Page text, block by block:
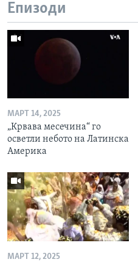
Епизоди
МАРТ 14, 2025
„Крвава месечина“ го
осветли небото на Латинска
Америка
МАРТ 12, 2025